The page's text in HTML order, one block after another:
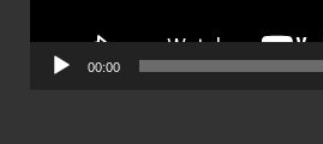
00:00